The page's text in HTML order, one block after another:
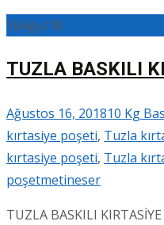
16Ağu/18
TUZLA BASKILI
Ağustos 16, 201810 Kg
kırtasiye poşeti, Tuzla
kırtasiye poşeti, Tuzla
poşetmetineser
TUZLA BASKILI